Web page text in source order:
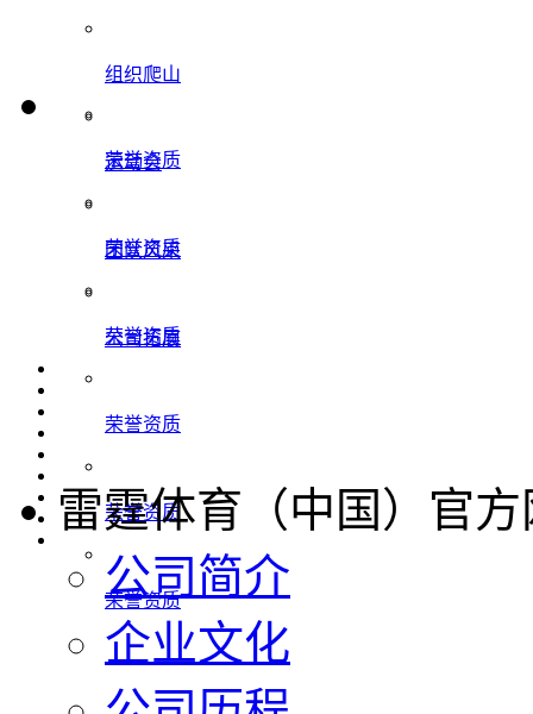
组织爬山
运动会
团队风采
公司拓展
荣誉资质
荣誉资质
荣誉资质
荣誉资质
荣誉资质
荣誉资质
雷霆体育（中国）官
公司简介
企业文化